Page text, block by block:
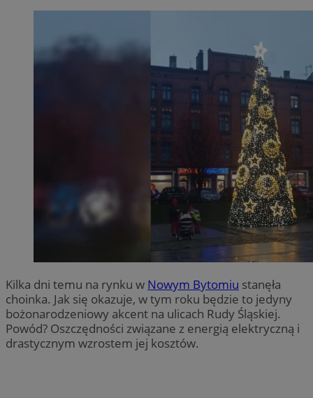
Kilka dni temu na rynku w Nowym Bytomiu stanęła
choinka. Jak się okazuje, w tym roku będzie to jedyny
bożonarodzeniowy akcent na ulicach Rudy Śląskiej.
Powód? Oszczędności związane z energią elektryczną i
drastycznym wzrostem jej kosztów.